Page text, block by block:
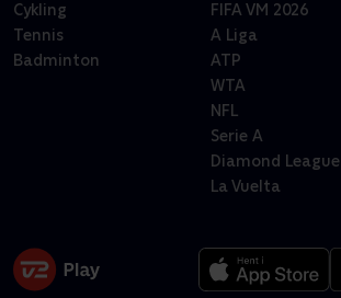
Cykling
Tennis
Badminton
FIFA VM 2026
A Liga
ATP
WTA
NFL
Serie A
Diamond League
La Vuelta